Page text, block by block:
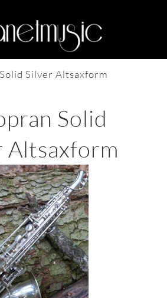
Silver Altsaxform
Solid
Altsaxform